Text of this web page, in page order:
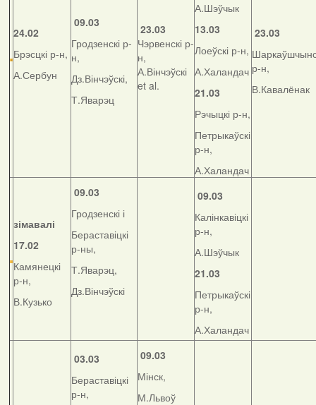
24.02
Брэсцкі р-н,
А.Сербун
09.03
Гродзенскі р-
н,
Дз.Вінчэўскі,
Т.Яварэц
23.03
Чэрвенскі р-
н,
А.Вінчэўскі
et al.
А.Шэўчык
13.03
Лоеўскі р-н,
А.Халандач
21.03
Рэчыцкі р-н,
Петрыкаўскі
р-н,
А.Халандач
23.03
р-н,
В.Кавалёнак
зімавалі
17.02
Камянецкі
р-н,
В.Кузько
09.03
Гродзенскі і
Бераставіцкі
р-ны,
Т.Яварэц,
Дз.Вінчэўскі
09.03
Калінкавіцкі
р-н,
А.Шэўчык
21.03
Петрыкаўскі
р-н,
А.Халандач
03.03
Бераставіцкі
р-н,
09.03
Мінск,
М.Львоў